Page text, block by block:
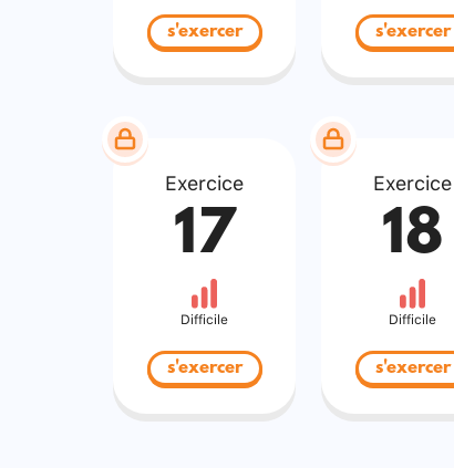
s'exercer s'exercer
Exercice
17
Difficile
s'exercer
Exercice
18
Difficile
s'exercer